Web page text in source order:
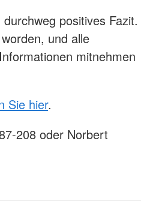
positives Fazit.
und alle
mitnehmen
Sie hier.
208 oder Norbert